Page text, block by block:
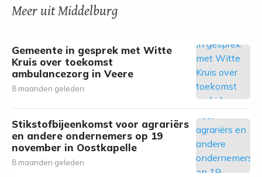
Meer uit Middelburg
Gemeente in gesprek met Witte
Kruis over toekomst
ambulancezorg in Veere
8 maanden geleden
Stikstofbijeenkomst voor agrariërs
en andere ondernemers op 19
november in Oostkapelle
8 maanden geleden